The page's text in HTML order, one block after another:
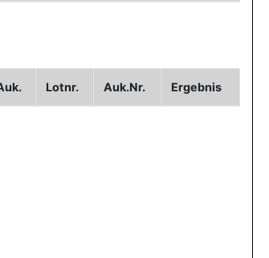
Lotnr. Auk.Nr. Ergebnis